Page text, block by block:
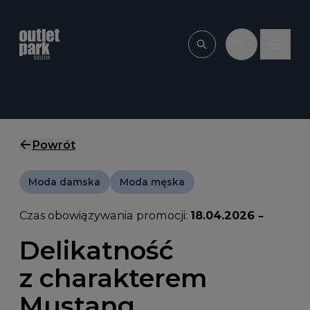
Wpisz, czego
Powrót
Moda damska Moda męska
Czas obowiązywania promocji: 18.04.2026 –
Delikatność
z charakterem